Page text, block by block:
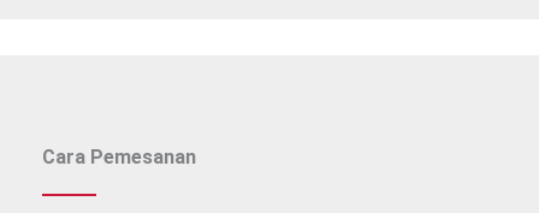
Cara Pemesanan